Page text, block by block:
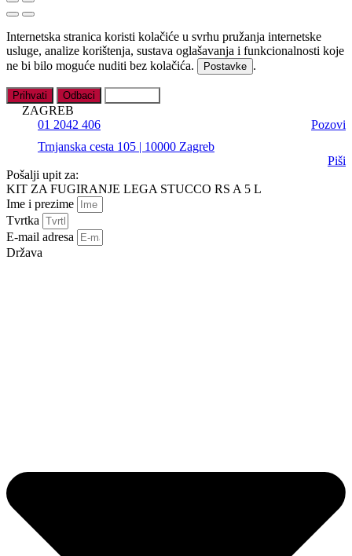
Internetska stranica koristi kolačiće u svrhu pružanja internetske
usluge, analize korištenja, sustava oglašavanja i funkcionalnosti koje
ne bi bilo moguće nuditi bez kolačića.
Postavke .
Prihvati Odbaci
ZAGREB
01 2042 406
Pozovi
Trnjanska cesta 105 | 10000 Zagreb
Piši
Pošalji upit za:
KIT ZA FUGIRANJE LEGA STUCCO RS A 5 L
Ime i prezime
Tvrtka
E-mail adresa
Država